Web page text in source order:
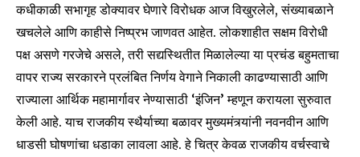
कधीकाळी सभागृह डोक्यावर घेणारे विरोधक आज विखुरलेले, संख्याबळाने
खचलेले आणि काहीसे निष्प्रभ जाणवत आहेत. लोकशाहीत सक्षम विरोधी
पक्ष असणे गरजेचे असले, तरी सद्यस्थितीत मिळालेल्या या प्रचंड बहुमताचा
वापर राज्य सरकारने प्रलंबित निर्णय वेगाने निकाली काढण्यासाठी आणि
राज्याला आर्थिक महामार्गावर नेण्यासाठी ‘इंजिन’ म्हणून करायला सुरुवात
केली आहे. याच राजकीय स्थैर्याच्या बळावर मुख्यमंत्र्यांनी नवनवीन आणि
धाडसी घोषणांचा धडाका लावला आहे. हे चित्र केवळ राजकीय वर्चस्वाचे